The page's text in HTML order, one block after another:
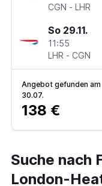
CGN - LHR
So 29.11.
11:55
LHR - CGN
Angebot gefunden am
30.07.
138 €
Suche nach
London-